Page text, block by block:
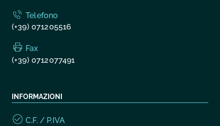
Telefono
(+39) 071205516
Fax
(+39) 0712077491
INFORMAZIONI
C.F. / P.IVA